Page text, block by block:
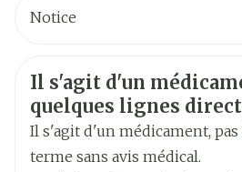
Largeur 190 mm
Longueur 310 mm
Notice
Néerlandais
Informations sur la
Il s'agit d'un
quelques lignes
Il s'agit d'un médicament,
terme sans avis médical.